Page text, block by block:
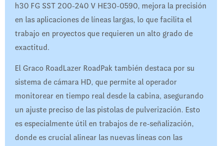
h30 FG SST 200-240 V HE30-0590, mejora la precisión
en las aplicaciones de líneas largas, lo que facilita el
trabajo en proyectos que requieren un alto grado de
exactitud.
El Graco RoadLazer RoadPak también destaca por su
sistema de cámara HD, que permite al operador
monitorear en tiempo real desde la cabina, asegurando
un ajuste preciso de las pistolas de pulverización. Esto
es especialmente útil en trabajos de re-señalización,
donde es crucial alinear las nuevas líneas con las